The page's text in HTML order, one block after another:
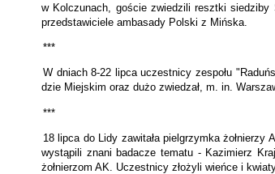
w Kolczunach, goście zwiedzili resztki siedziby
przedstawiciele ambasady Polski z Mińska.
***
W dniach 8-22 lipca uczestnicy zespołu
dzie Miejskim oraz dużo zwiedzał, m. in.
***
18 lipca do Lidy zawitała pielgrzymka
wystąpili znani badacze tematu - Kazimierz
żołnierzom AK. Uczestnicy złożyli wieńce i